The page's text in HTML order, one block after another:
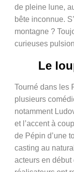
de pleine lune,
bête inconnue.
montagne ?
curieuses
Le
Tourné dans les
plusieurs
notamment
et l’accent à
de Pépin d’une
casting au
acteurs en